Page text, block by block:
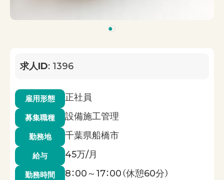
求人ID: 1396
雇用形態 正社員
募集職種 設備施工管理
勤務地 千葉県船橋市
給与 45万/月
勤務時間 8：00～17：00（休憩60分）